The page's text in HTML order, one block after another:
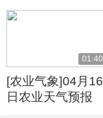
01:40
[农业气象]04月16
日农业天气预报